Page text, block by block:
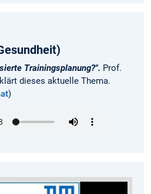
Trainingsplanung?". Prof.
dieses aktuelle Thema.
)